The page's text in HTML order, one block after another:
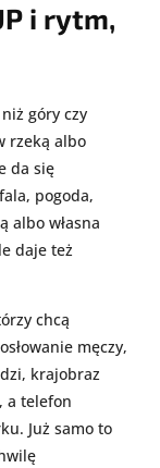
i rytm,
góry czy
rzeką albo
da się
pogoda,
albo własna
daje też
chcą
męczy,
krajobraz
a telefon
Już samo to